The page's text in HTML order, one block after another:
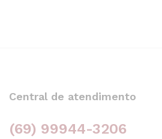
Central de atendimento
(69) 99944-3206